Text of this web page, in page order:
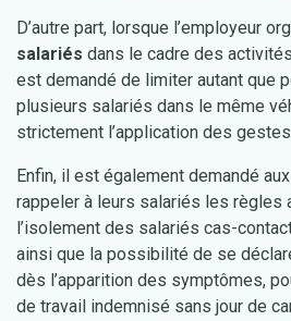
D’autre part, lorsque l’employeur
salariés dans le cadre des
est demandé de limiter autant que
plusieurs salariés dans le même
strictement l’application des
Enfin, il est également demandé
rappeler à leurs salariés les règles
l’isolement des salariés cas-
ainsi que la possibilité de se
dès l’apparition des symptômes,
de travail indemnisé sans jour de